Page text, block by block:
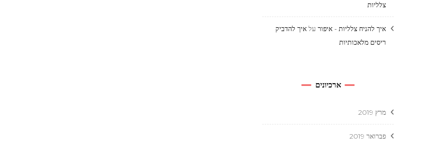
צלליות
איך להניח צלליות - איפור על איך להדביק
ריסים מלאכותיות
ארכיונים
מרץ 2019
פברואר 2019